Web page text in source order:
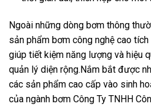
Ngoài những dòng bơm thông
sản phẩm bơm công nghệ cao
giúp tiết kiệm năng lượng và hiệu
quản lý diện rộng.Nắm bắt được
các sản phẩm cao cấp vào sinh
của ngành bơm Công Ty TNHH